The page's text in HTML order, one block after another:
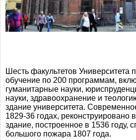
Шесть факультетов Университета
обучение по 200 программам,
гуманитарные науки,
науки, здравоохранение и
здание университета.
1829-36 годах, реконструировано
здание, построенное в 1536 году,
большого пожара 1807 года.